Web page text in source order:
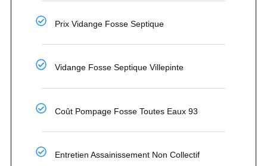
Prix Vidange Fosse Septique
Vidange Fosse Septique Villepinte
Coût Pompage Fosse Toutes Eaux 93
Entretien Assainissement Non Collectif